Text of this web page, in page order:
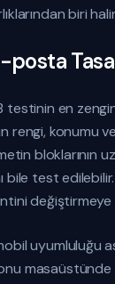
biri
posta
testinin en
rengi, konumu
bloklarının
bile test
uyumluluğu